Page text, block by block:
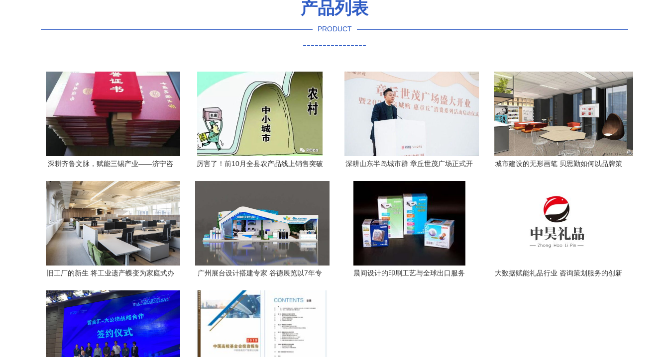
产品列表
PRODUCT
----------------
深耕齐鲁文脉，赋能三锡产业——济宁咨
厉害了！前10月全县农产品线上销售突破
深耕山东半岛城市群 章丘世茂广场正式开
城市建设的无形画笔 贝思勤如何以品牌策
旧工厂的新生 将工业遗产蝶变为家庭式办
广州展台设计搭建专家 谷德展览以7年专
晨间设计的印刷工艺与全球出口服务
大数据赋能礼品行业 咨询策划服务的创新